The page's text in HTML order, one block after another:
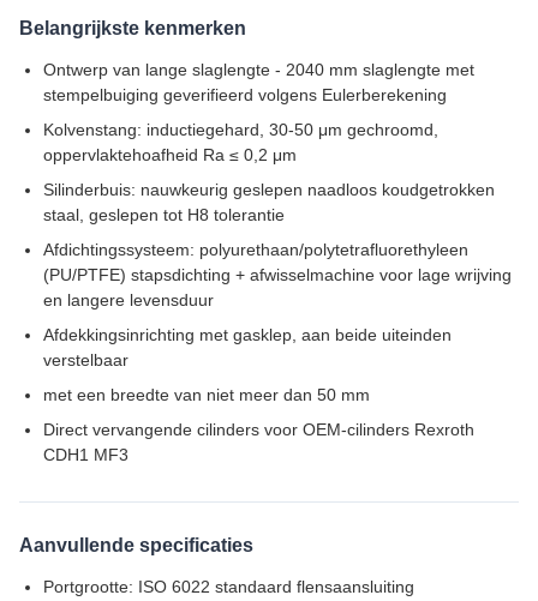
Belangrijkste kenmerken
Ontwerp van lange slaglengte - 2040 mm slaglengte met
stempelbuiging geverifieerd volgens Eulerberekening
Kolvenstang: inductiegehard, 30-50 μm gechroomd,
oppervlaktehoafheid Ra ≤ 0,2 μm
Silinderbuis: nauwkeurig geslepen naadloos koudgetrokken
staal, geslepen tot H8 tolerantie
Afdichtingssysteem: polyurethaan/polytetrafluorethyleen
(PU/PTFE) stapsdichting + afwisselmachine voor lage wrijving
en langere levensduur
Afdekkingsinrichting met gasklep, aan beide uiteinden
verstelbaar
met een breedte van niet meer dan 50 mm
Direct vervangende cilinders voor OEM-cilinders Rexroth
CDH1 MF3
Aanvullende specificaties
Portgrootte: ISO 6022 standaard flensaansluiting